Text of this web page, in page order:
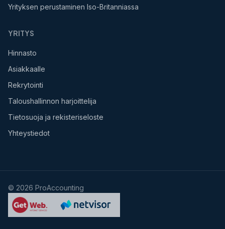
Yrityksen perustaminen Iso-Britanniassa
YRITYS
Hinnasto
Asiakkaalle
Rekrytointi
Taloushallinnon harjoittelija
Tietosuoja ja rekisteriseloste
Yhteystiedot
© 2026 ProAccounting